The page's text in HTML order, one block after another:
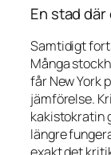
En stad
Samtidigt
Många
får New York
jämförelse.
kakistokratin
längre